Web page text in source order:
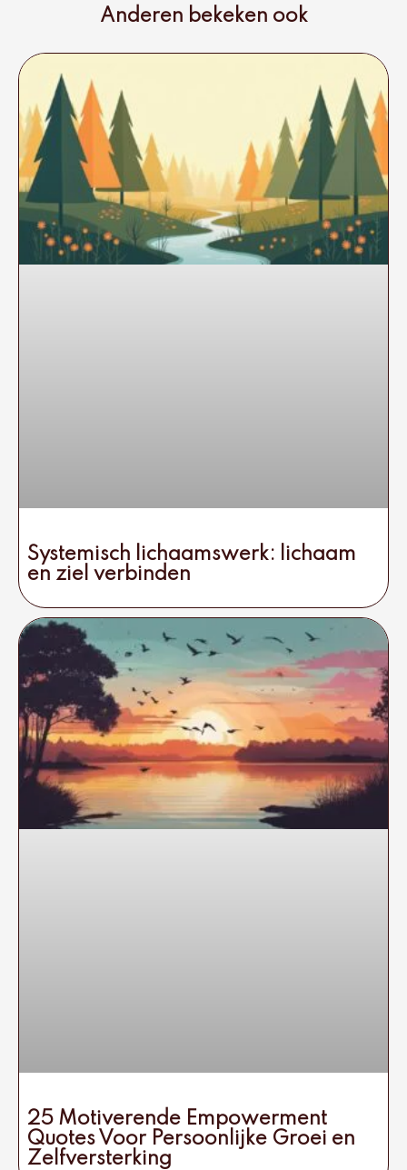
Anderen bekeken ook
Systemisch lichaamswerk: lichaam
en ziel verbinden
25 Motiverende Empowerment
Quotes Voor Persoonlijke Groei en
Zelfversterking